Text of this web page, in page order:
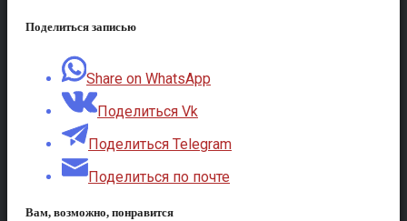
Поделиться записью
Share on WhatsApp
Поделиться Vk
Поделиться Telegram
Поделиться по почте
Вам, возможно, понравится